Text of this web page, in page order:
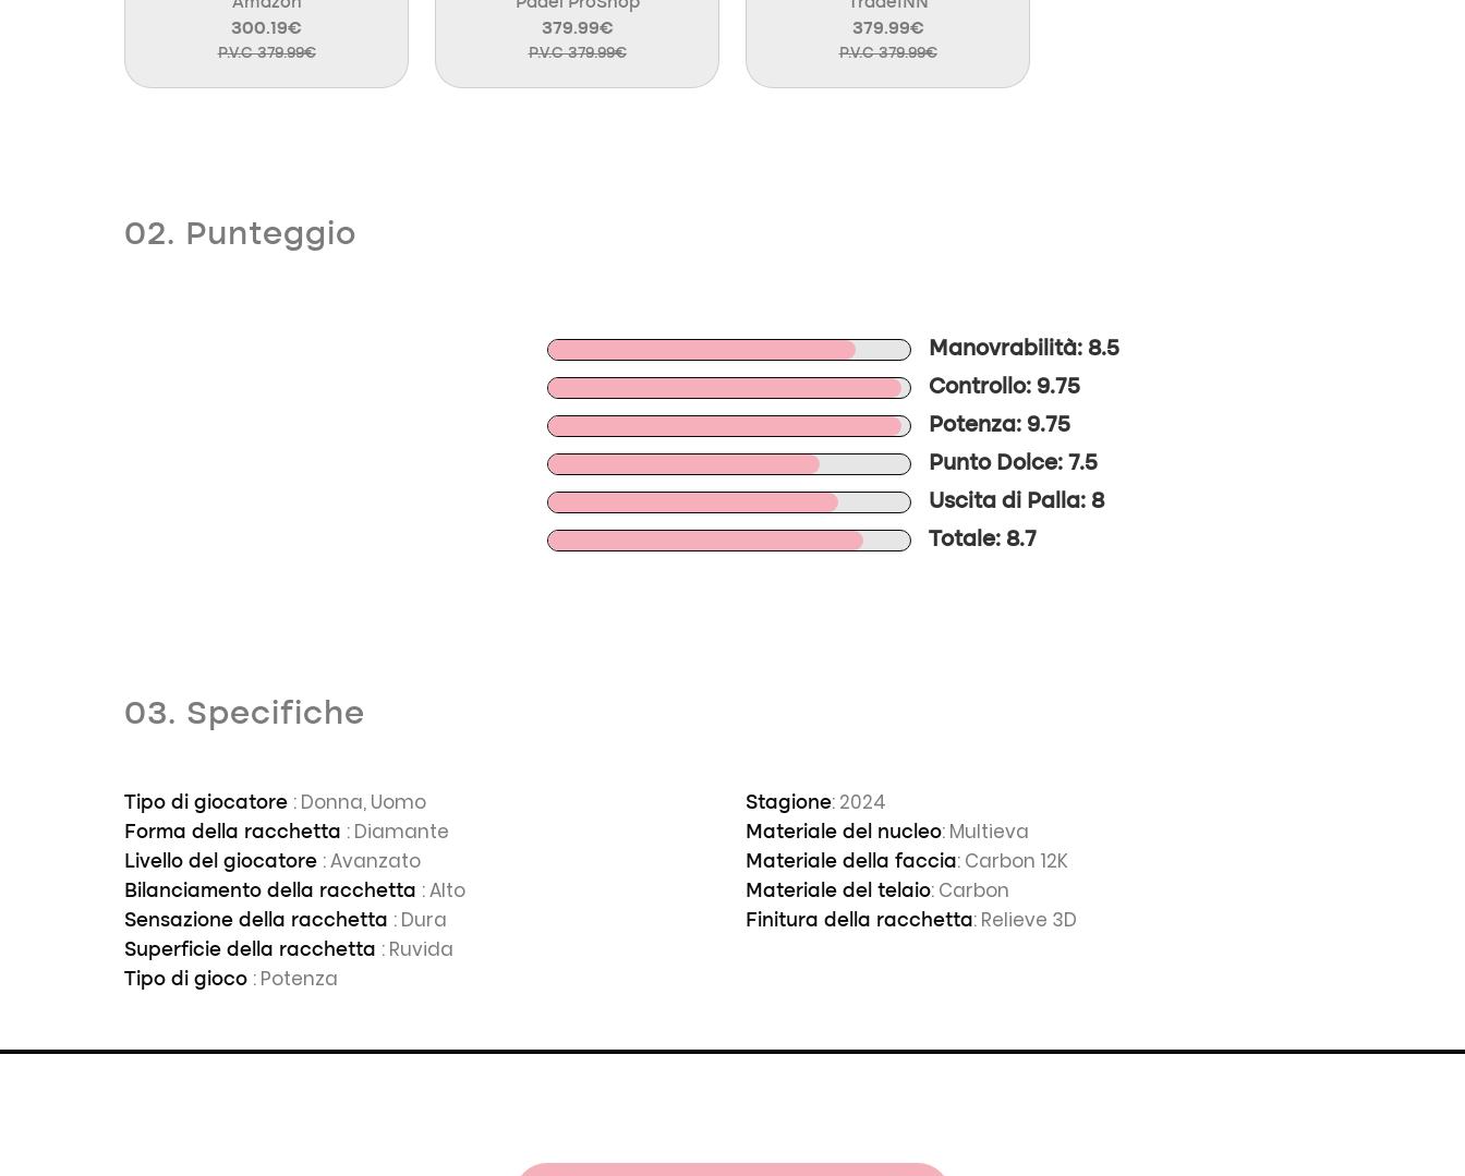
300.19€
P.V.C 379.99€
379.99€
P.V.C 379.99€
379.99€
P.V.C 379.99€
02. Punteggio
Manovrabilità: 8.5
Controllo: 9.75
Potenza: 9.75
Punto Dolce: 7.5
Uscita di Palla: 8
Totale: 8.7
03. Specifiche
Tipo di giocatore : Donna, Uomo
Forma della racchetta : Diamante
Livello del giocatore : Avanzato
Bilanciamento della racchetta : Alto
Sensazione della racchetta : Dura
Superficie della racchetta : Ruvida
Tipo di gioco : Potenza
Stagione: 2024
Materiale del nucleo: Multieva
Materiale della faccia: Carbon 12K
Materiale del telaio: Carbon
Finitura della racchetta: Relieve 3D